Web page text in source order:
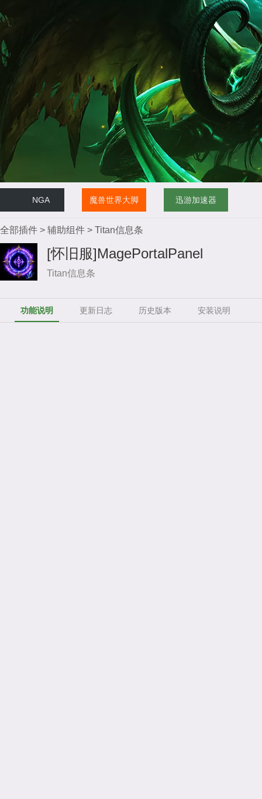
NGA 魔兽世界大脚 迅游加速器
全部插件 > 辅助组件 > Titan信息条
[怀旧服]MagePortalPanel
Titan信息条
功能说明 更新日志 历史版本 安装说明